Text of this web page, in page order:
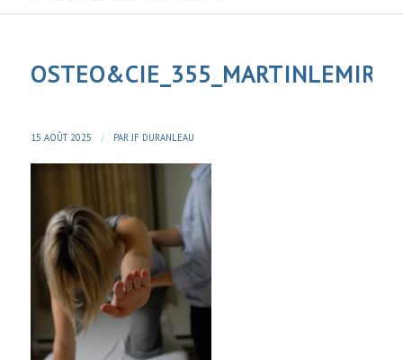
15 AOÛT 2025 / PAR JF DURANLEAU